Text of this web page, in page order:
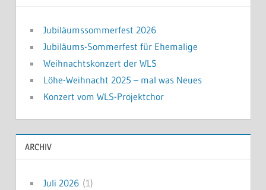
Jubiläumssommerfest 2026
Jubiläums-Sommerfest für Ehemalige
Weihnachtskonzert der WLS
Löhe-Weihnacht 2025 – mal was Neues
Konzert vom WLS-Projektchor
ARCHIV
Juli 2026(1)